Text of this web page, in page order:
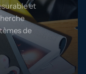
et
de